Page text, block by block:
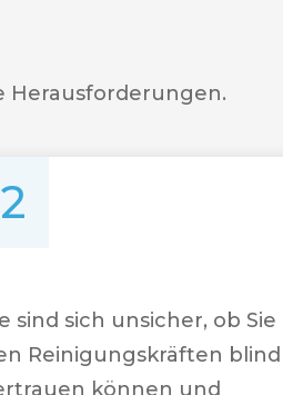
Herausforderungen.
sind sich unsicher, ob Sie
Reinigungskräften blind
können und